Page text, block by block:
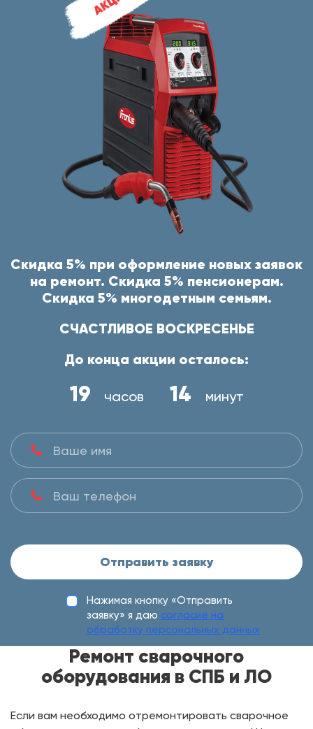
Скидка 5% при оформление новых заявок
на ремонт. Скидка 5% пенсионерам.
Скидка 5% многодетным семьям.
СЧАСТЛИВОЕ ВОСКРЕСЕНЬЕ
До конца акции осталось:
19 часов 14 минут
Отправить заявку
Нажимая кнопку «Отправить
заявку» я даю согласие на
обработку персональных данных
Ремонт сварочного
оборудования в СПБ и ЛО
Если вам необходимо отремонтировать сварочное